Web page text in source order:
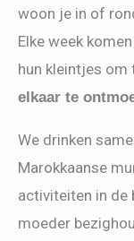
woon je in of
Elke week
hun kleintjes om
elkaar te
We drinken
Marokkaanse
activiteiten in de
moeder